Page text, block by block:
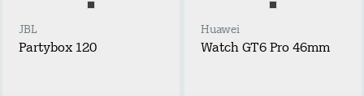
JBL
Partybox 120
Huawei
Watch GT6 Pro 46mm